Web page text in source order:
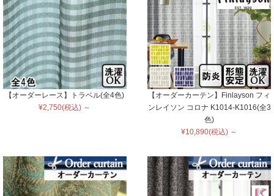
【オーダーレース】トラベル(全4色)
¥2,750(税込) ～
【オーダーカーテン】Finlayson フィ
ンレイソン コロナ K1014-K1016(全3
色)
¥10,890(税込) ～